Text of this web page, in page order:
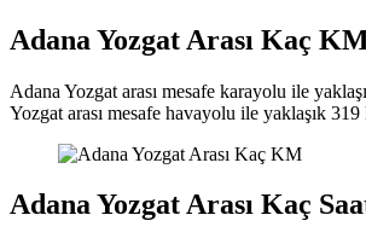
Adana Yozgat Arası Kaç
Adana Yozgat arası mesafe karayolu ile
Yozgat arası mesafe havayolu ile yaklaşık 319
Adana Yozgat Arası Kaç